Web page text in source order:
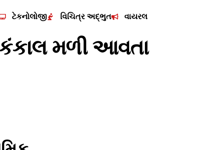
ટેકનોલોજી વિચિત્ર અદ્ભુત વાયરલ
મળી આવતા